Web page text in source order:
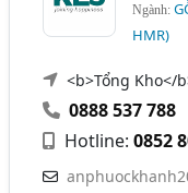
Ngành:
HMR)
<b>Tổng Kho</
0888 537 788
Hotline:0852